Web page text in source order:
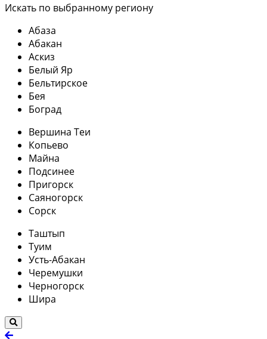
Искать по выбранному региону
Абаза
Абакан
Аскиз
Белый Яр
Бельтирское
Бея
Боград
Вершина Теи
Копьево
Майна
Подсинее
Пригорск
Саяногорск
Сорск
Таштып
Туим
Усть-Абакан
Черемушки
Черногорск
Шира